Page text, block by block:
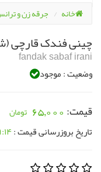
خانه جرقه زن و
چینی فندک قارچی
fandak sabaf irani
وضعیت : موجود
قیمت: 65,000
تاریخ بروزرسانی قیمت :۱۹:۱۴ -